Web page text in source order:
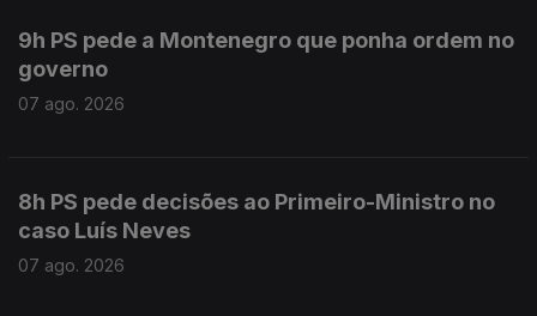
9h PS pede a Montenegro que ponha ordem no
governo
07 ago. 2026
8h PS pede decisões ao Primeiro-Ministro no
caso Luís Neves
07 ago. 2026